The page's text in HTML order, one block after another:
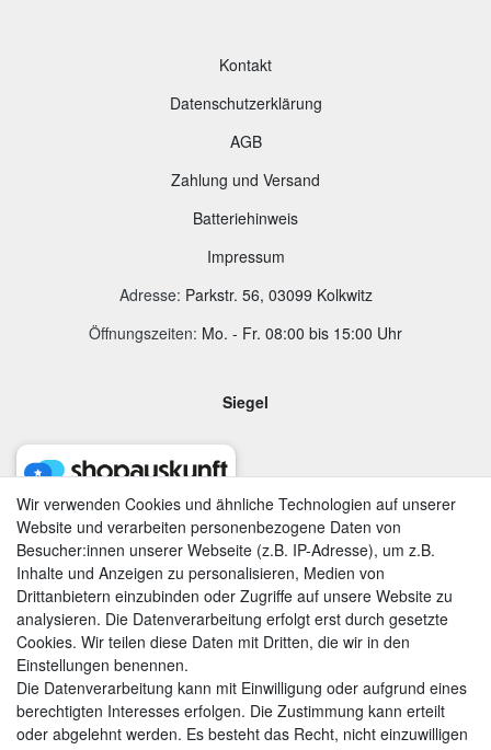
Kontakt
Datenschutzerklärung
AGB
Zahlung und Versand
Batteriehinweis
Impressum
Adresse: Parkstr. 56, 03099 Kolkwitz
Öffnungszeiten: Mo. - Fr. 08:00 bis 15:00 Uhr
Siegel
AGB|Widerrufsrecht|Datenschutzerklärung|Impressum
Wir verwenden Cookies und ähnliche Technologien auf unserer
Website und verarbeiten personenbezogene Daten von
Besucher:innen unserer Webseite (z.B. IP-Adresse), um z.B.
Inhalte und Anzeigen zu personalisieren, Medien von
Drittanbietern einzubinden oder Zugriffe auf unsere Website zu
analysieren. Die Datenverarbeitung erfolgt erst durch gesetzte
Cookies. Wir teilen diese Daten mit Dritten, die wir in den
Einstellungen benennen.
Die Datenverarbeitung kann mit Einwilligung oder aufgrund eines
berechtigten Interesses erfolgen. Die Zustimmung kann erteilt
oder abgelehnt werden. Es besteht das Recht, nicht einzuwilligen